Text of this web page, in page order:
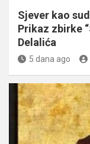
Sjever kao
Prikaz zbirke
Delalića
5 dana ago